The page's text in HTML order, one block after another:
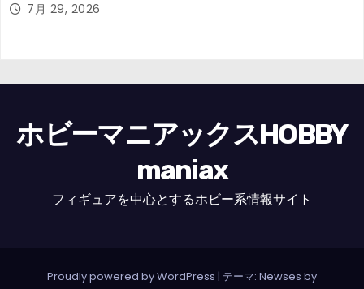
7月 29, 2026
ホビーマニアックスHOBBY
maniax
フィギュアを中心とするホビー系情報サイト
Proudly powered by WordPress | テーマ: Newses by